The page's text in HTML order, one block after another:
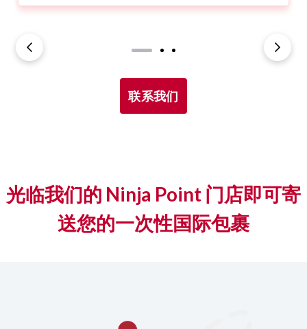
联系我们
光临我们的 Ninja Point 门店即可寄
送您的一次性国际包裹